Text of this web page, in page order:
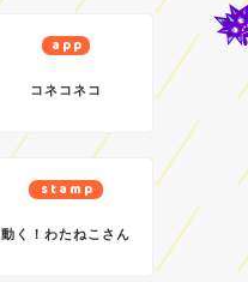
app
コネコネコ
stamp
動く！わたねこさん